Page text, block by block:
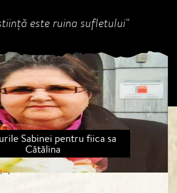
este ruina sufletului"
Sabinei pentru fiica sa
Cătălina
Next